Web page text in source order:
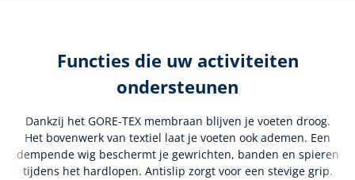
Functies die uw activiteiten
ondersteunen
Dankzij het GORE-TEX membraan blijven je voeten droog.
Het bovenwerk van textiel laat je voeten ook ademen. Een
dempende wig beschermt je gewrichten, banden en spieren
tijdens het hardlopen. Antislip zorgt voor een stevige grip.